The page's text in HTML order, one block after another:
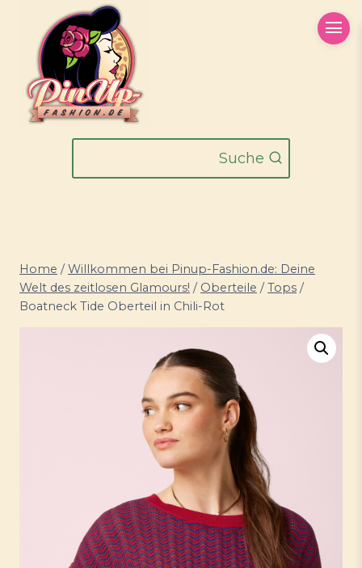
springen
Suche
Home / Willkommen bei Pinup-Fashion.de: Deine
Welt des zeitlosen Glamours! / Oberteile / Tops /
Boatneck Tide Oberteil in Chili-Rot